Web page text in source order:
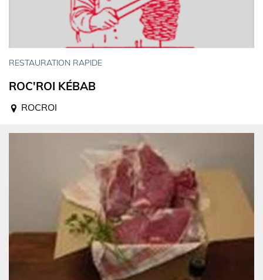
RESTAURATION RAPIDE
ROC'ROI KÉBAB
ROCROI